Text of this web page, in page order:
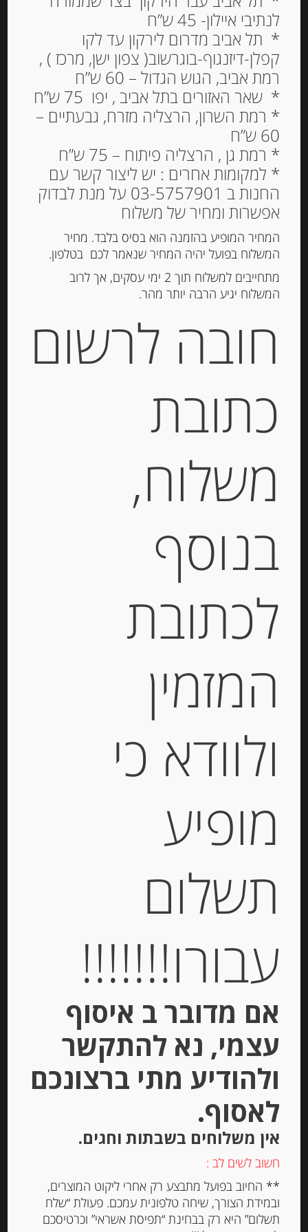
שמן זית איטלקי 250 מ”ל כתית מעולה
בארומת בזיליקום
-
₪49.00
מחיר ל 100 גרם: 19.60 ש"ח
יחידות
Out of
ממרח פסטו עם בזיליקום טרי
29.00
יחידות
Out of
ממרח פסטו בזיליקום אורגני Cipriani
-
הוספה לסל
לנתיבי איילון- 45 ש”ח
* תל אביב מדרום לירקון עד לקו
קפלן-דיזנגוף-בוגרשוב( צפון ישן, מרכז ) ,
רמת אביב, הגוש הגדול – 60 ש”ח
* שאר האזורים בתל אביב , יפו 75 ש”ח
* רמת השרון, הרצליה מזרח, גבעתיים –
60 ש”ח
* רמת גן , הרצליה פיתוח – 75 ש”ח
* למקומות אחרים : יש ליצור קשר עם
החנות ב 03-5757901 על מנת לבדוק
אפשרות ומחיר של משלוח
המחיר המופיע בהזמנה הוא בסיס בלבד. מחיר
המשלוח בפועל יהיה המחיר שנאמר לכם בטלפון.
מתחייבים למשלוח תוך 2 ימי עסקים, אך לרוב
המשלוח יגיע הרבה יותר מהר.
חובה לרשום
כתובת
משלוח,
בנוסף
לכתובת
המזמין
ולוודא כי
מופיע
תשלום
עבורו!!!!!!!
אם מדובר ב איסוף
עצמי, נא להתקשר
ולהודיע מתי ברצונכם
לאסוף.
אין משלוחים בשבתות וחגים.
חשוב לשים לב :
** החיוב בפועל מתבצע רק אחרי ליקוט המוצרים,
ובמידת הצורך, שיחה טלפונית עמכם. פעולת “שלח
תשלום” היא רק בבחינת “תפיסת אשראי” וכרטיסכם